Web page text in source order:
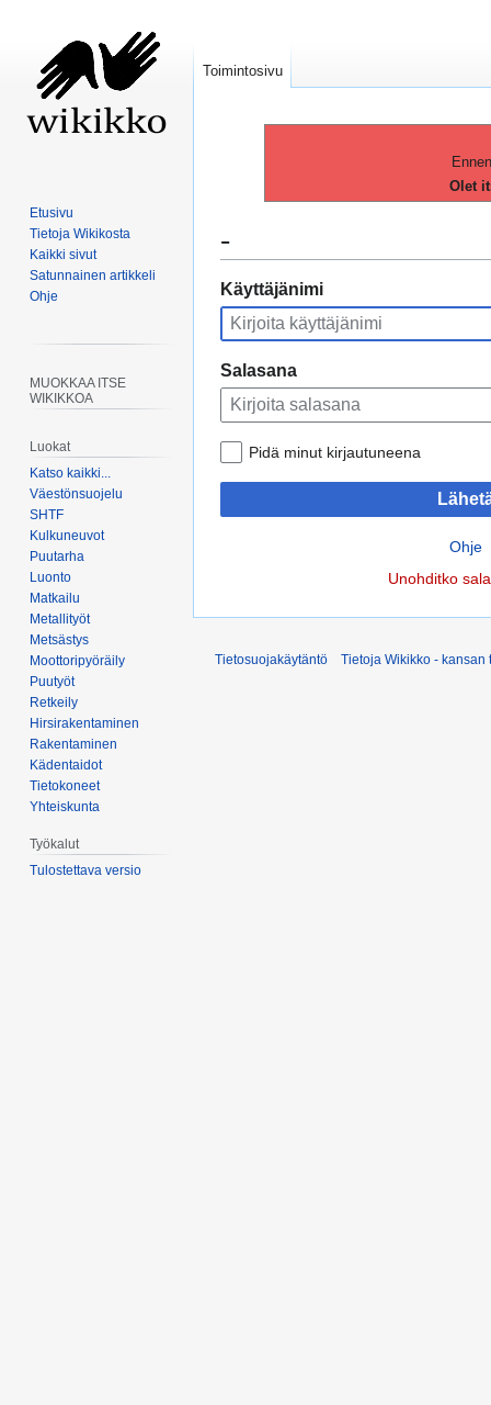
Olet
-
Siirry
navigaatioon
Siirry
hakuun
Käyttäjänimi
Salasana
Pidä minut kirjautuneena
Ohje
Unohditko
Toimintosivu
Etusivu
Tietoja Wikikosta
Kaikki sivut
Satunnainen artikkeli
Ohje
MUOKKAA ITSE
WIKIKKOA
Luokat
Katso kaikki...
Väestönsuojelu
SHTF
Kulkuneuvot
Puutarha
Luonto
Matkailu
Metallityöt
Metsästys
Moottoripyöräily
Puutyöt
Retkeily
Hirsirakentaminen
Rakentaminen
Kädentaidot
Tietokoneet
Yhteiskunta
Työkalut
Tulostettava versio
Tietosuojakäytäntö Tietoja Wikikko - kansan